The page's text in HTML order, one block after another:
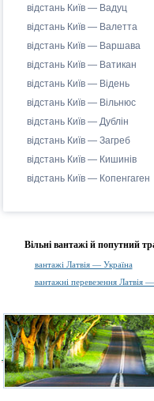
відстань Київ — Вадуц
відстань Київ — Валетта
відстань Київ — Варшава
відстань Київ — Ватикан
відстань Київ — Відень
відстань Київ — Вільнюс
відстань Київ — Дублін
відстань Київ — Загреб
відстань Київ — Кишинів
відстань Київ — Копенгаген
Вільні вантажі й попутний
вантажі Латвія — Україна
вантажні перевезення Латвія